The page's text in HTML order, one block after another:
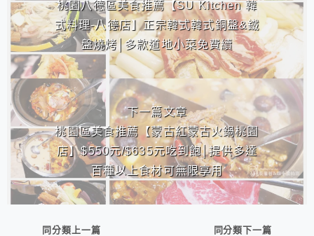
桃園八德區美食推薦【SU Kitchen 韓
式料理-八德店】正宗韓式韓式銅盤&鐵
盤燒烤│多款道地小菜免費續
下一篇文章
桃園區美食推薦【蒙古紅蒙古火鍋桃園
店】$550元/$635元吃到飽│提供多達
百種以上食材可無限享用
同分類上一篇
同分類下一篇